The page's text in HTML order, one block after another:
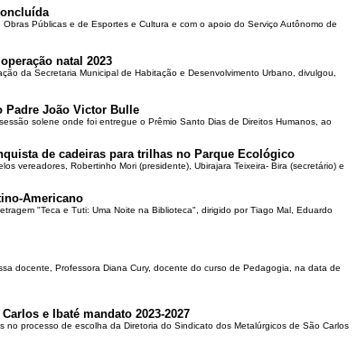
Públicas e de Esportes e Cultura e com o apoio do Serviço Autônomo de
natal 2023
da Secretaria Municipal de Habitação e Desenvolvimento Urbano, divulgou,
Padre João Victor Bulle
solene onde foi entregue o Prêmio Santo Dias de Direitos Humanos, ao
de cadeiras para trilhas no Parque Ecológico
vereadores, Robertinho Mori (presidente), Ubirajara Teixeira- Bira (secretário) e
Americano
"Teca e Tuti: Uma Noite na Biblioteca", dirigido por Tiago Mal, Eduardo
docente, Professora Diana Cury, docente do curso de Pedagogia, na data de
e Ibaté mandato 2023-2027
processo de escolha da Diretoria do Sindicato dos Metalúrgicos de São Carlos